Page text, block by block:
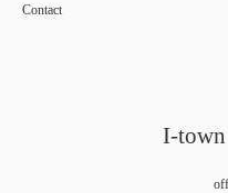
Contact
I-